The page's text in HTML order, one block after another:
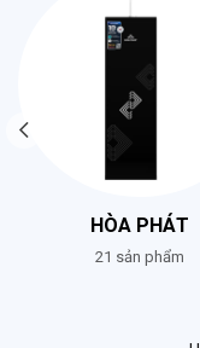
HÒA PHÁT
21 sản phẩm